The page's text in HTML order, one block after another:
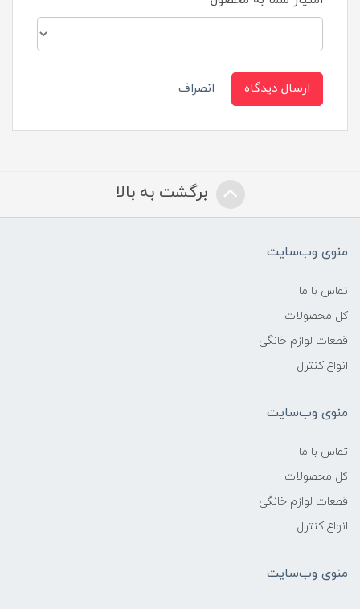
ارسال دیدگاه انصراف
برگشت به بالا
منوی وب‌سایت
تماس با ما
کل محصولات
قطعات لوازم خانگی
انواع کنترل
منوی وب‌سایت
تماس با ما
کل محصولات
قطعات لوازم خانگی
انواع کنترل
منوی وب‌سایت